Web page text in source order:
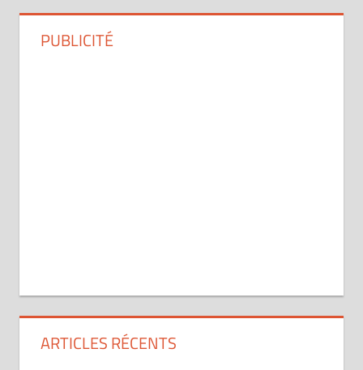
PUBLICITÉ
ARTICLES RÉCENTS